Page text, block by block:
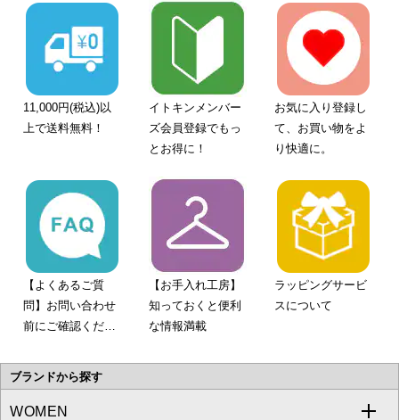
11,000円(税込)以
上で送料無料！
イトキンメンバー
ズ会員登録でもっ
とお得に！
お気に入り登録し
て、お買い物をよ
り快適に。
【よくあるご質
問】お問い合わせ
前にご確認くださ
【お手入れ工房】
知っておくと便利
な情報満載
ラッピングサービ
スについて
ブランドから探す
WOMEN